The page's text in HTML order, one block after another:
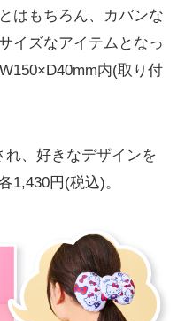
はもちろん、カバンな
イズなアイテムとなっ
内(取り付
、好きなデザインを
1,430円(税込)。